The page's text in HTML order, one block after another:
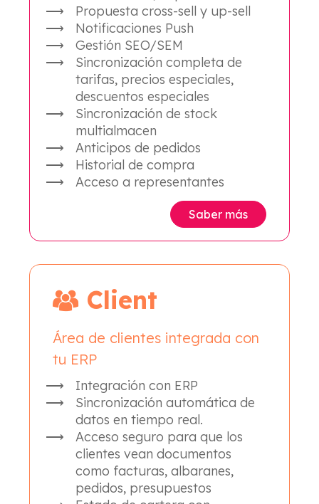
Propuesta cross-sell y up-sell
Notificaciones Push
Gestión SEO/SEM
Sincronización completa de
tarifas, precios especiales,
descuentos especiales
Sincronización de stock
multialmacen
Anticipos de pedidos
Historial de compra
Acceso a representantes
Saber más
Client
Área de clientes integrada con
tu ERP
Integración con ERP
Sincronización automática de
datos en tiempo real.
Acceso seguro para que los
clientes vean documentos
como facturas, albaranes,
pedidos, presupuestos